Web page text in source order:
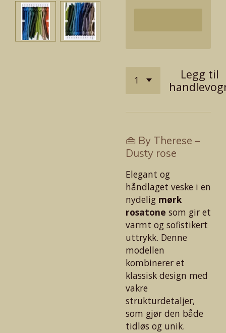
Legg til
👜 By Therese –
Dusty rose
Elegant og
håndlaget veske i en
nydelig mørk
rosatone som gir et
varmt og sofistikert
uttrykk. Denne
modellen
kombinerer et
klassisk design med
vakre
strukturdetaljer,
som gjør den både
tidløs og unik.